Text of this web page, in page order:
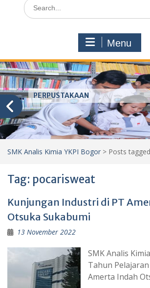
Search
for:
Menu
PERPUSTAKAAN
SMK Analis Kimia YKPI Bogor > Posts tagged
Tag: pocarisweat
Kunjungan Industri di PT
Otsuka Sukabumi
13 November 2022
SMK Analis
Tahun
Amerta Indah